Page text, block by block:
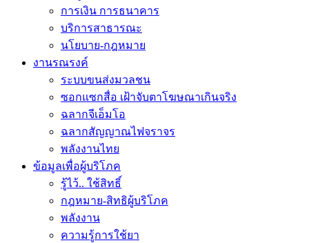
การเงิน การธนาคาร
บริการสาธารณะ
นโยบาย-กฎหมาย
งานรณรงค์
ระบบขนส่งมวลชน
ซอกแซกสื่อ เฝ้าจับตาโฆษณาเกินจริง
ฉลากจีเอ็มโอ
ฉลากสัญญาณไฟจราจร
พลังงานไทย
ข้อมูลเพื่อผู้บริโภค
รู้ไว้.. ใช้สิทธิ์
กฎหมาย-สิทธิผู้บริโภค
พลังงาน
ความรู้การใช้ยา